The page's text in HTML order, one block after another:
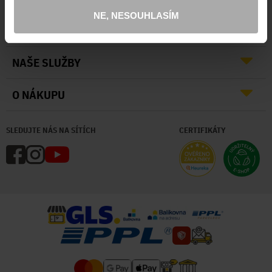
NE, NESOUHLASÍM
SLEDUJTE NÁS NA SÍTÍCH CERTIFIKÁTY
O NÁS
NAŠE SLUŽBY
O NÁKUPU